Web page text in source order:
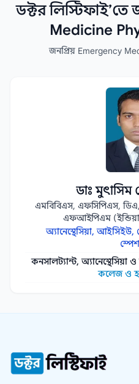
ডক্টর
Medicine
জনপ্রিয় Emergency
ডাঃ মুৎাসিম
এমবিবিএস, এফসিপিএস,
এফআইপিএম
অ্যানেস্থেসিয়া, আইসিইউ,
কনসালট্যান্ট,
কলেজ ও